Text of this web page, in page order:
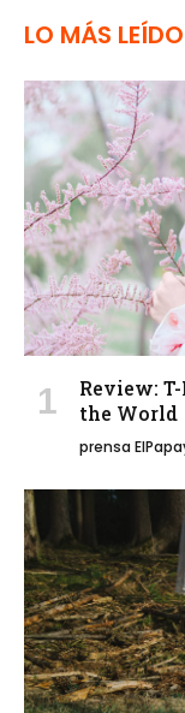
LO MÁS LEÍDO
Review:
the World
prensa